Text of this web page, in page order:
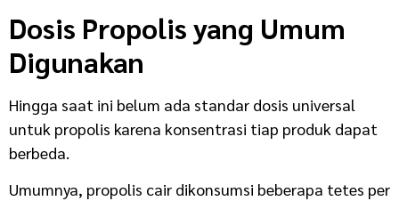
Dosis Propolis yang Umum
Digunakan
Hingga saat ini belum ada standar dosis universal
untuk propolis karena konsentrasi tiap produk dapat
berbeda.
Umumnya, propolis cair dikonsumsi beberapa tetes per